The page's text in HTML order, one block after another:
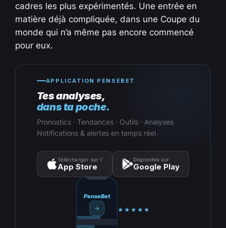
cadres les plus expérimentés. Une entrée en
matière déjà compliquée, dans une Coupe du
monde qui n’a même pas encore commencé
pour eux.
APPLICATION PENSEBET
Tes analyses,
dans ta poche.
Pronostics · Tendances · Outils · Analyses
Notifications & alertes en temps réel
Télécharger sur l’
App Store
Disponible sur
Google Play
PenseBet
→ ★★★★★